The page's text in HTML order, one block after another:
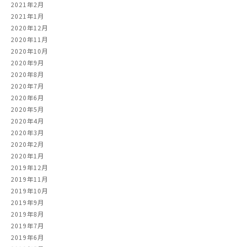
2021年2月
2021年1月
2020年12月
2020年11月
2020年10月
2020年9月
2020年8月
2020年7月
2020年6月
2020年5月
2020年4月
2020年3月
2020年2月
2020年1月
2019年12月
2019年11月
2019年10月
2019年9月
2019年8月
2019年7月
2019年6月